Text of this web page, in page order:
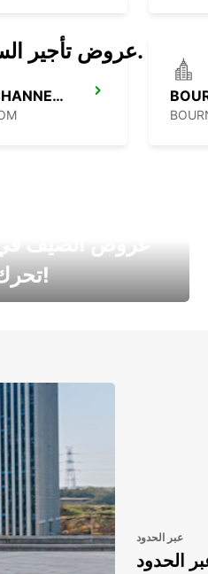
GUERNSEY AIRPORT - CHANNEL ISLANDS
عروض تأجير السيارات وتأجير الشاحنات اليوم.
تحرك!
عبر الحدود
الحدود